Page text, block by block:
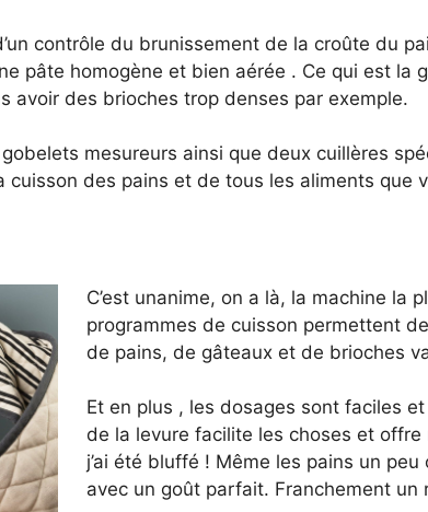
contrôle du brunissement de la croûte du
pâte homogène et bien aérée . Ce qui est la
avoir des brioches trop denses par exemple.
mesureurs ainsi que deux cuillères
cuisson des pains et de tous les aliments que
C’est unanime, on a là, la machine la
programmes de cuisson permettent
de pains, de gâteaux et de brioches
Et en plus , les dosages sont faciles
de la levure facilite les choses et
j’ai été bluffé ! Même les pains un
avec un goût parfait. Franchement un